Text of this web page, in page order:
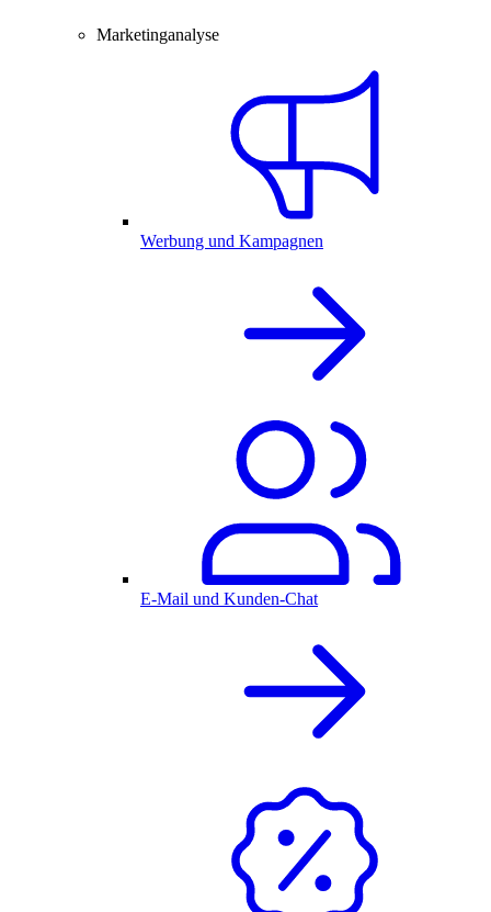
Marketinganalyse
Werbung und Kampagnen
E-Mail und Kunden-Chat